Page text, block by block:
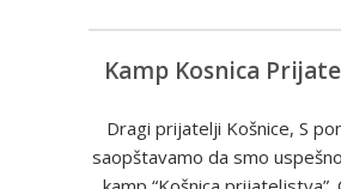
Kamp Kosnica
Dragi prijatelji Košnice, S
saopštavamo da smo